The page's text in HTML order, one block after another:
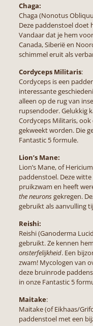
Chaga:
Chaga (Nonotus
Deze paddenstoel doet
Vandaar dat je hem
Canada, Siberië en
schimmel eruit als
Cordyceps Militaris:
Cordyceps is een
interessante
alleen op de rug van
rupsendoder. Gelukkig
Cordyceps Militaris,
gekweekt worden. Die
Fantastic 5 formule.
Lion’s Mane:
Lion’s Mane, of
paddenstoel. Deze
pruikzwam en heeft
the neuronsgekregen.
gebruikt als aanvulling
Reishi:
Reishi (Ganoderma
gebruikt. Ze kennen
onsterfelijkheid. Een
zwam! Mycologen van
deze bruinrode
in onze Fantastic 5
Maitake:
Maitake (of Eikhaas/
paddenstoel met een